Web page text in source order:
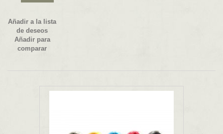
Añadir a la lista
de deseos
Añadir para
comparar